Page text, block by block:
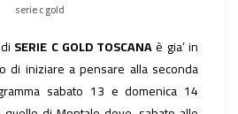
serie c gold
SERIE C GOLD TOSCANAè gia’ in
di iniziare a pensare alla seconda
sabato 13 e domenica 14